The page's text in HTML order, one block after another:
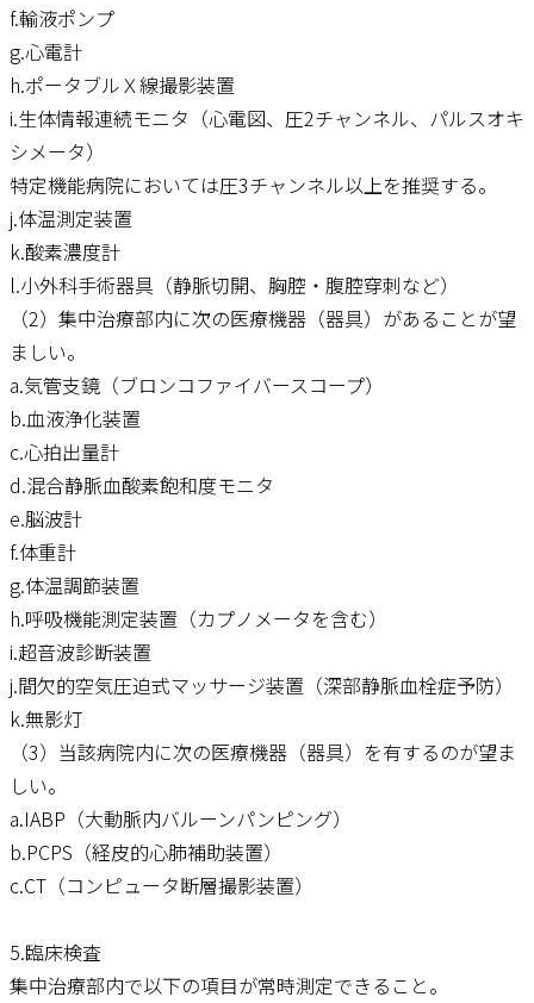
f.輸液ポンプ
g.心電計
h.ポータブルＸ線撮影装置
i.生体情報連続モニタ（心電図、圧2チャンネル、パルスオキ
シメータ）
特定機能病院においては圧3チャンネル以上を推奨する。
j.体温測定装置
k.酸素濃度計
l.小外科手術器具（静脈切開、胸腔・腹腔穿刺など）
（2）集中治療部内に次の医療機器（器具）があることが望
ましい。
a.気管支鏡（ブロンコファイバースコープ）
b.血液浄化装置
c.心拍出量計
d.混合静脈血酸素飽和度モニタ
e.脳波計
f.体重計
g.体温調節装置
h.呼吸機能測定装置（カプノメータを含む）
i.超音波診断装置
j.間欠的空気圧迫式マッサージ装置（深部静脈血栓症予防）
k.無影灯
（3）当該病院内に次の医療機器（器具）を有するのが望ま
しい。
a.IABP（大動脈内バルーンパンピング）
b.PCPS（経皮的心肺補助装置）
c.CT（コンピュータ断層撮影装置）
5.臨床検査
集中治療部内で以下の項目が常時測定できること。